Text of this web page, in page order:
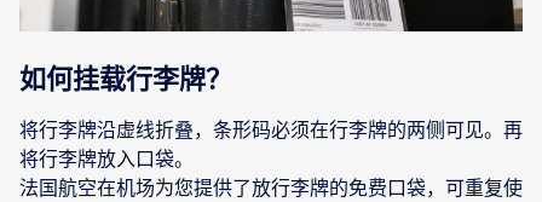
如何挂载行李牌？
将行李牌沿虚线折叠，条形码必须在行李牌的两侧可见。再
将行李牌放入口袋。
法国航空在机场为您提供了放行李牌的免费口袋，可重复使